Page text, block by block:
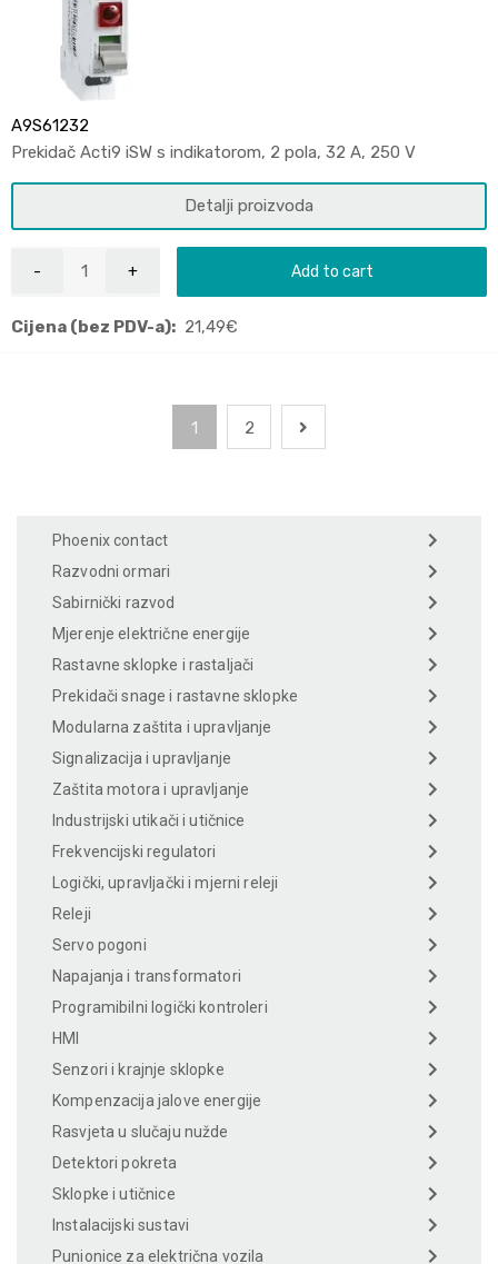
A9S61232
Prekidač Acti9 iSW s indikatorom, 2 pola, 32 A, 250 V
Detalji proizvoda
Add to cart
Cijena (bez PDV-a): 21,49€
1 2
Phoenix contact
Razvodni ormari
Sabirnički razvod
Mjerenje električne energije
Rastavne sklopke i rastaljači
Prekidači snage i rastavne sklopke
Modularna zaštita i upravljanje
Signalizacija i upravljanje
Zaštita motora i upravljanje
Industrijski utikači i utičnice
Frekvencijski regulatori
Logički, upravljački i mjerni releji
Releji
Servo pogoni
Napajanja i transformatori
Programibilni logički kontroleri
HMI
Senzori i krajnje sklopke
Kompenzacija jalove energije
Rasvjeta u slučaju nužde
Detektori pokreta
Sklopke i utičnice
Instalacijski sustavi
Punionice za električna vozila